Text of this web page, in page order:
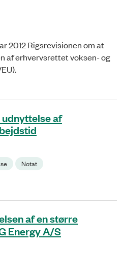
2012 Rigsrevisionen om at
af erhvervsrettet voksen- og
af
Notat
af en større
Energy A/S